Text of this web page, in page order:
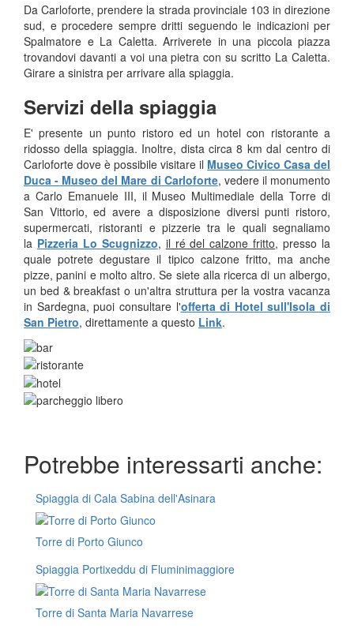
Da Carloforte, prendere la strada provinciale 103 in direzione
sud, e procedere sempre dritti seguendo le indicazioni per
Spalmatore e La Caletta. Arriverete in una piccola piazza
trovandovi davanti a voi una pietra con su scritto La Caletta.
Girare a sinistra per arrivare alla spiaggia.
Servizi della spiaggia
E' presente un punto ristoro ed un hotel con ristorante a
ridosso della spiaggia. Inoltre, dista circa 8 km dal centro di
Carloforte dove è possibile visitare il Museo Civico Casa del
Duca - Museo del Mare di Carloforte, vedere il monumento
a Carlo Emanuele III, il Museo Multimediale della Torre di
San Vittorio, ed avere a disposizione diversi punti ristoro,
supermercati, ristoranti e pizzerie tra le quali segnaliamo
la Pizzeria Lo Scugnizzo, il ré del calzone fritto, presso la
quale potrete degustare il tipico calzone fritto, ma anche
pizze, panini e molto altro. Se siete alla ricerca di un albergo,
un bed & breakfast o un'altra struttura per la vostra vacanza
in Sardegna, puoi consultare l'offerta di Hotel sull'Isola di
San Pietro, direttamente a questo Link.
Potrebbe interessarti anche:
Spiaggia di Cala Sabina dell'Asinara
Torre di Porto Giunco
Spiaggia Portixeddu di Fluminimaggiore
Torre di Santa Maria Navarrese